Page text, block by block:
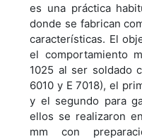
es una práctica
donde se fabrican
características. El
el comportamiento
1025 al ser soldado
6010 y E 7018), el
y el segundo para
ellos se realizaron
mm con